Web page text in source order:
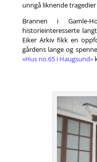
unngå liknende
Brannen i Gamle-
historieinteresserte
Eiker Arkiv fikk en
gårdens lange og
«Hus no.65 i Haugsund»